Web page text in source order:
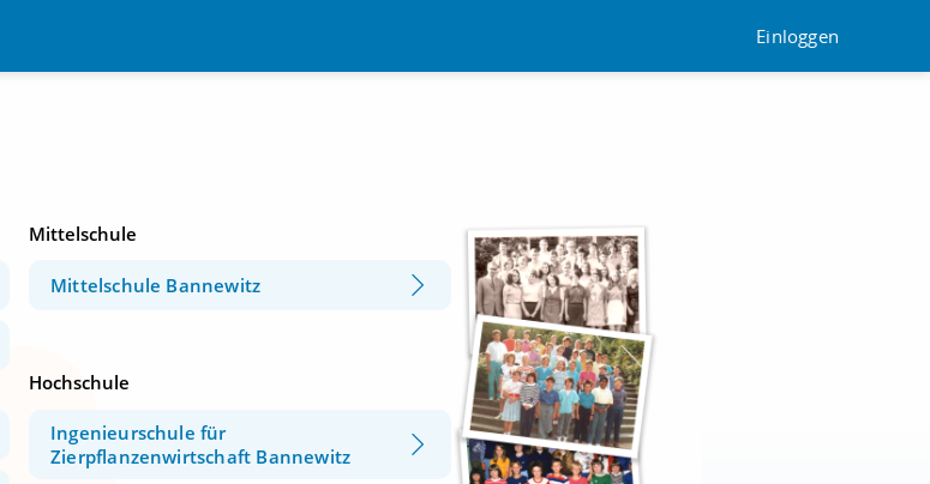
Einloggen
Mittelschule
Mittelschule Bannewitz
Hochschule
Ingenieurschule für
Zierpflanzenwirtschaft Bannewitz